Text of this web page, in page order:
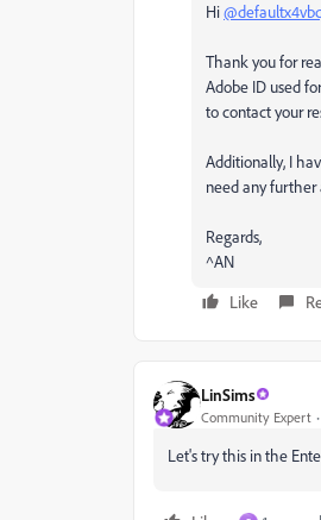
Hi
Thank you for
Adobe ID used
to contact your
Additionally, I
need any further
Regards,
^AN
Like
LinSims
Community Expert
Let's try this in the